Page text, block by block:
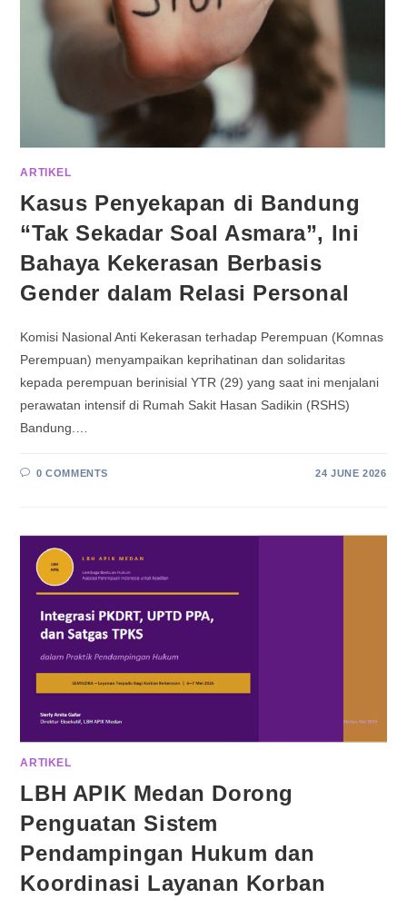
ARTIKEL
Kasus Penyekapan di Bandung
“Tak Sekadar Soal Asmara”, Ini
Bahaya Kekerasan Berbasis
Gender dalam Relasi Personal
Komisi Nasional Anti Kekerasan terhadap Perempuan (Komnas
Perempuan) menyampaikan keprihatinan dan solidaritas
kepada perempuan berinisial YTR (29) yang saat ini menjalani
perawatan intensif di Rumah Sakit Hasan Sadikin (RSHS)
Bandung.…
0 COMMENTS 24 JUNE 2026
ARTIKEL
LBH APIK Medan Dorong
Penguatan Sistem
Pendampingan Hukum dan
Koordinasi Layanan Korban